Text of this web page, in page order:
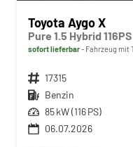
Toyota Aygo X
sofort lieferbar Fahrzeug mit
Fahrzeugnr. 17315
Kraftstoff Benzin
Leistung 85 kW (116 PS)
06.07.2026